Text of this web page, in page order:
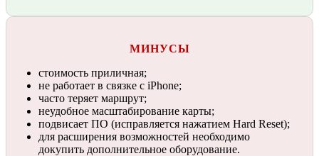
МИНУСЫ
стоимость приличная;
не работает в связке с iPhone;
часто теряет маршрут;
неудобное масштабирование карты;
подвисает ПО (исправляется нажатием Hard Reset);
для расширения возможностей необходимо
докупить дополнительное оборудование.